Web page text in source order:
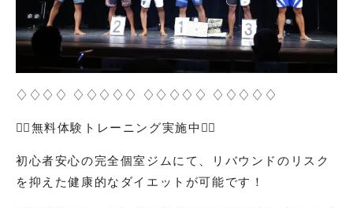
♢♢♢♢ ♢♢♢♢♢ ♢♢♢♢♢ ♢♢♢♢♢
🏋️‍♀️ 無料体験トレーニング実施中 🏋️‍♀️
初心者安心の完全個室ジムにて、リバウンドのリスク
を抑えた健康的なダイエットが可能です！